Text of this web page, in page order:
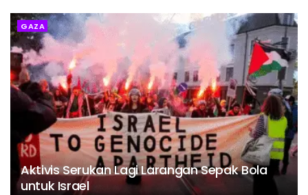
GAZA
Aktivis Serukan Lagi Larangan Sepak Bola
untuk Israel